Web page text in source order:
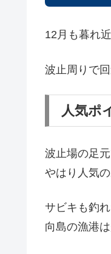
12月も暮れ
波止周りで
人気ポ
波止場の足
やはり人気
サビキも釣
向島の漁港